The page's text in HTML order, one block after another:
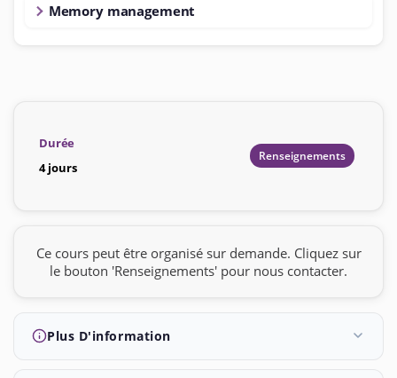
Memory management
Durée
4 jours
Renseignements
Ce cours peut être organisé sur demande. Cliquez sur
le bouton 'Renseignements' pour nous contacter.
Plus D'information